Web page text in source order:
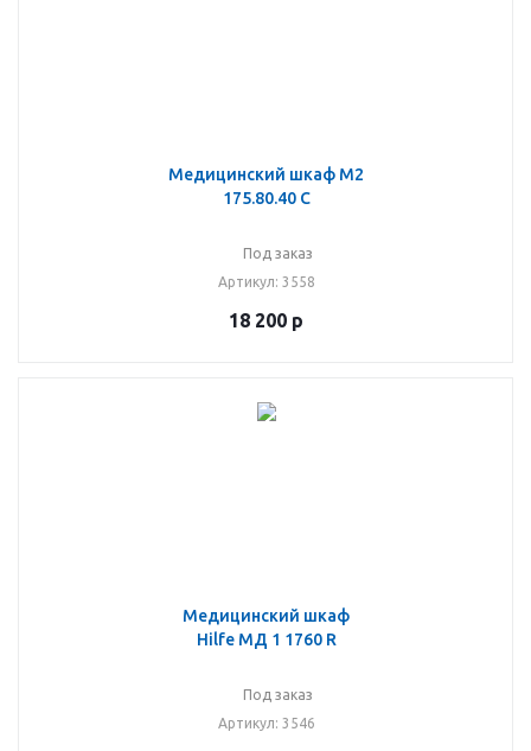
Медицинский шкаф М2
175.80.40 С
Под заказ
Артикул: 3558
18 200 р
Медицинский шкаф
Hilfe МД 1 1760 R
Под заказ
Артикул: 3546